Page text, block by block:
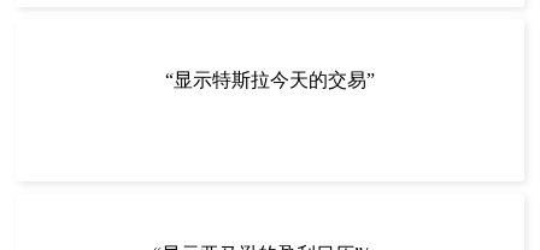
“显示特斯拉今天的交易”